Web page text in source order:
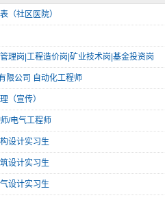
（社区医院）
理岗|工程造价岗|矿业技术岗|基金投资岗
限公司 自动化工程师
（宣传）
/电气工程师
设计实习生
设计实习生
设计实习生